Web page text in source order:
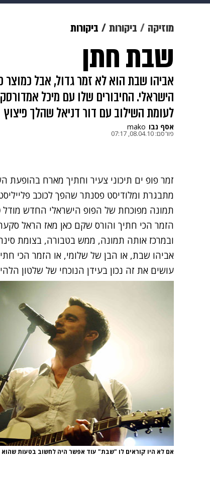
תרבות צבא וביטחון מוזיקה ביקורות ביקורות
שבת חתן
אביהו שבת הוא לא זמר גדול, אבל
הישראלי. החיבורים שלו עם מיכל
לעומת השילוב עם דור דניאל שהלך פיצוץ
אסף נבו mako
פורסם: 08.04.10, 07:17
זמר פופ ים תיכוני צעיר וחתיך מארח בהופעת
מתבגרת ומלודיסט פסנתר שהפך לכוכב
תמונה מפוכחת של הפופ הישראלי החדש מודל 2010.
הזמר הכי חתיך והורס שקם כאן מאז הראל
ובמרכז אותה תמונה, ממש בטבורה, בצומת
אביהו שבת, או הבן של שלומי, או הזמר הכי
עושים את זה נכון בעידן הנוכחי של שלטון
אם לא היו קוראים לו "שבת" עוד אפשר היה לחשוב בטעות